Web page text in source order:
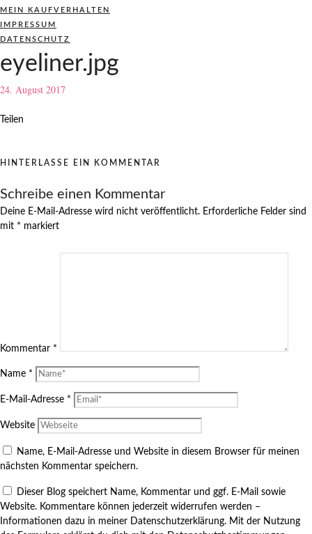
MEIN KAUFVERHALTEN
IMPRESSUM
DATENSCHUTZ
eyeliner.jpg
24. August 2017
Teilen
HINTERLASSE EIN KOMMENTAR
Schreibe einen Kommentar
Deine E-Mail-Adresse wird nicht veröffentlicht. Erforderliche Felder sind
mit * markiert
Kommentar *
Name *
E-Mail-Adresse *
Website
Name, E-Mail-Adresse und Website in diesem Browser für meinen
nächsten Kommentar speichern.
Dieser Blog speichert Name, Kommentar und ggf. E-Mail sowie
Website. Kommentare können jederzeit widerrufen werden –
Informationen dazu in meiner Datenschutzerklärung. Mit der Nutzung